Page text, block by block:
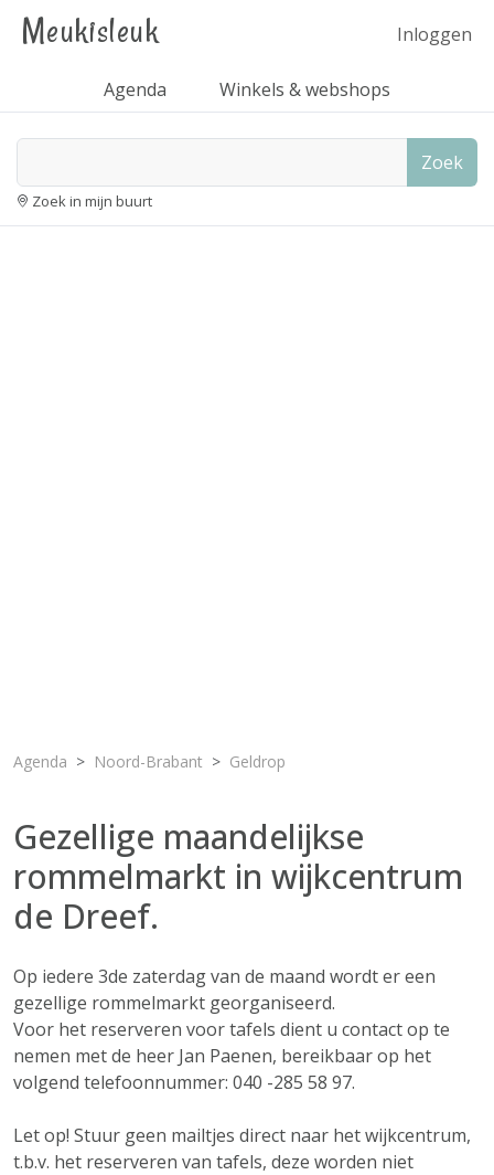
Meukisleuk Inloggen
Agenda Winkels & webshops
Zoek
Zoek in mijn buurt
Agenda Noord-Brabant Geldrop
Gezellige maandelijkse
rommelmarkt in wijkcentrum
de Dreef.
Op iedere 3de zaterdag van de maand wordt er een
gezellige rommelmarkt georganiseerd.
Voor het reserveren voor tafels dient u contact op te
nemen met de heer Jan Paenen, bereikbaar op het
volgend telefoonnummer: 040 -285 58 97.
Let op! Stuur geen mailtjes direct naar het wijkcentrum,
t.b.v. het reserveren van tafels, deze worden niet